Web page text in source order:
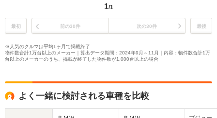
1/1
最初 前の30件 次の30件 最後
※人気のクルマは平均1ヶ月で掲載終了
物件数合計1万台以上のメーカー｜算出データ期間：2024年9月～11月｜内容：物件数合計1万
台以上のメーカーのうち、掲載が終了した物件数が1,000台以上の場合
よく一緒に検討される車種を比較